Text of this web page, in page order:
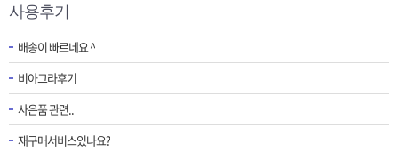
사용후기
배송이 빠르네요 ^
비아그라후기
사은품 관련..
재구매서비스있나요?